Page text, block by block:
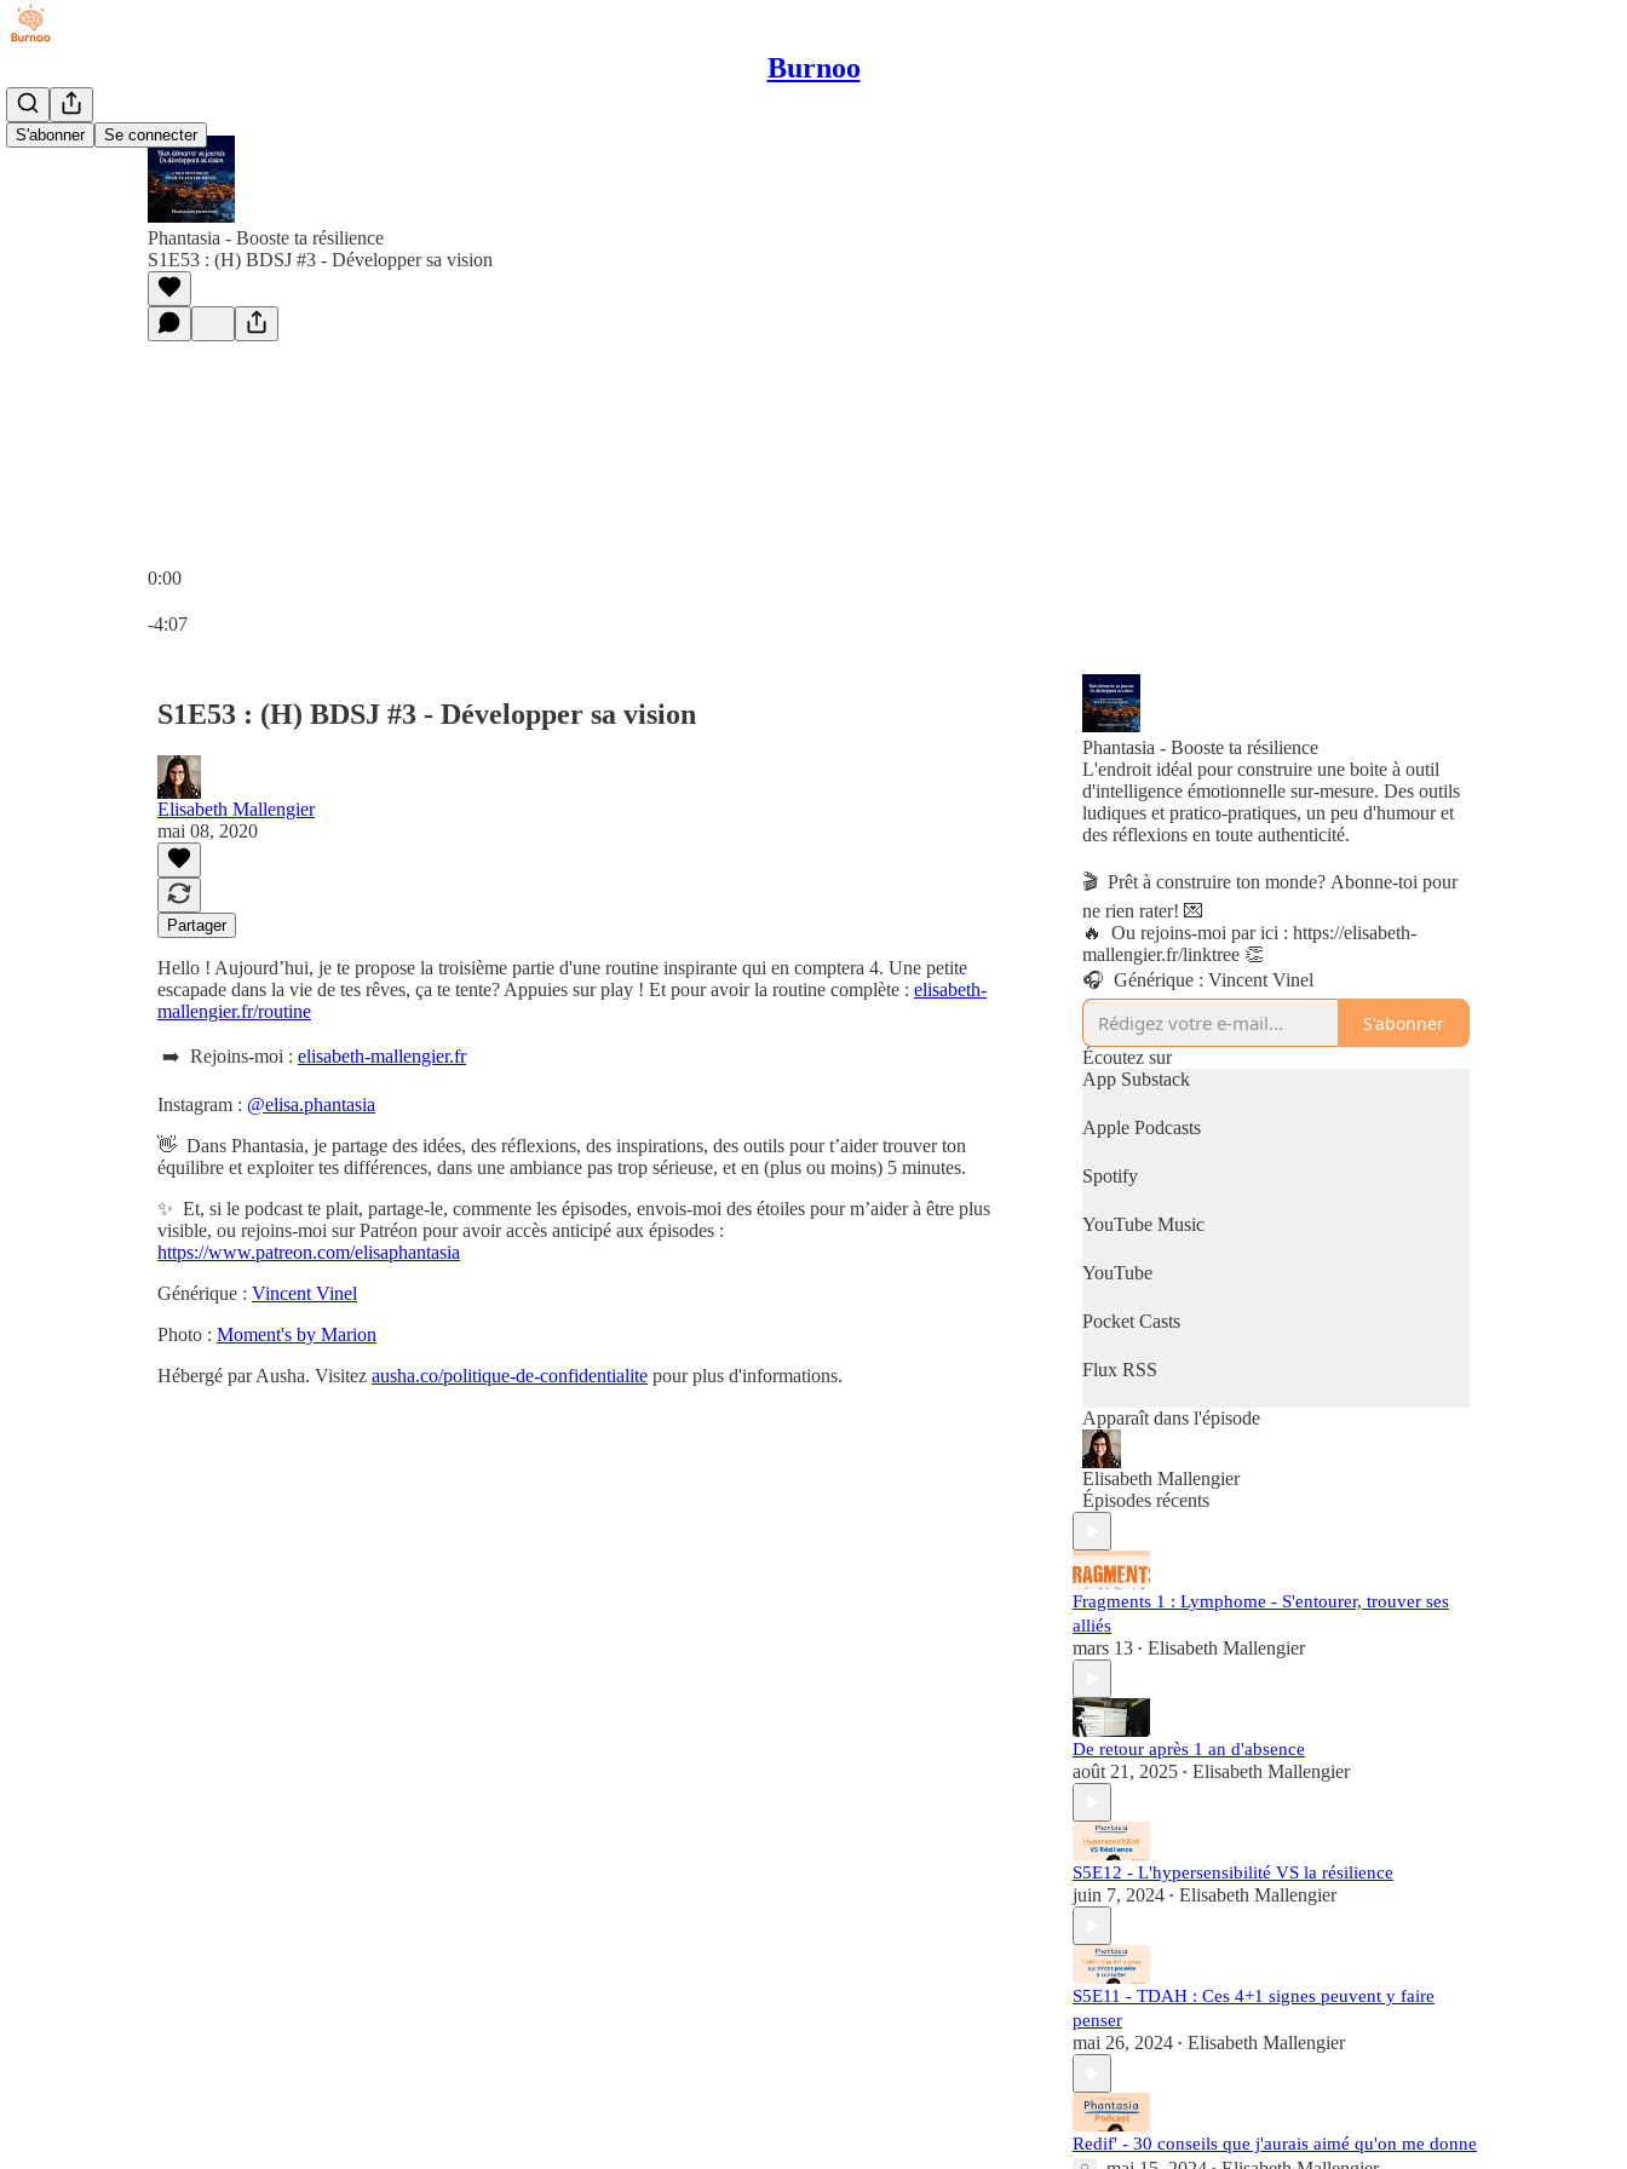
Burnoo
S'abonner Se connecter
Phantasia - Booste ta résilience
S1E53 : (H) BDSJ #3 - Développer sa vision
0:00
-4:07
S1E53 : (H) BDSJ #3 - Développer sa vision
Elisabeth Mallengier
mai 08, 2020
Partager
Hello ! Aujourd’hui, je te propose la troisième partie d'une routine inspirante qui en comptera 4. Une petite
escapade dans la vie de tes rêves, ça te tente? Appuies sur play ! Et pour avoir la routine complète : elisabeth-
mallengier.fr/routine
➡️ Rejoins-moi : elisabeth-mallengier.fr
Instagram : @elisa.phantasia
👋 Dans Phantasia, je partage des idées, des réflexions, des inspirations, des outils pour t’aider trouver ton
équilibre et exploiter tes différences, dans une ambiance pas trop sérieuse, et en (plus ou moins) 5 minutes.
✨ Et, si le podcast te plait, partage-le, commente les épisodes, envois-moi des étoiles pour m’aider à être plus
visible, ou rejoins-moi sur Patréon pour avoir accès anticipé aux épisodes :
https://www.patreon.com/elisaphantasia
Générique : Vincent Vinel
Photo : Moment's by Marion
Hébergé par Ausha. Visitez ausha.co/politique-de-confidentialite pour plus d'informations.
Phantasia - Booste ta résilience
L'endroit idéal pour construire une boite à outil
d'intelligence émotionnelle sur-mesure. Des outils
ludiques et pratico-pratiques, un peu d'humour et
des réflexions en toute authenticité.
🎬 Prêt à construire ton monde? Abonne-toi pour
ne rien rater! 💌
🔥 Ou rejoins-moi par ici : https://elisabeth-
mallengier.fr/linktree 👏
🎧 Générique : Vincent Vinel
S'abonner
Écoutez sur
App Substack
Apple Podcasts
Spotify
YouTube Music
YouTube
Pocket Casts
Flux RSS
Apparaît dans l'épisode
Elisabeth Mallengier
Épisodes récents
Fragments 1 : Lymphome - S'entourer, trouver ses
alliés
mars 13 • Elisabeth Mallengier
De retour après 1 an d'absence
août 21, 2025 • Elisabeth Mallengier
S5E12 - L'hypersensibilité VS la résilience
juin 7, 2024 • Elisabeth Mallengier
S5E11 - TDAH : Ces 4+1 signes peuvent y faire
penser
mai 26, 2024 • Elisabeth Mallengier
Redif' - 30 conseils que j'aurais aimé qu'on me donne